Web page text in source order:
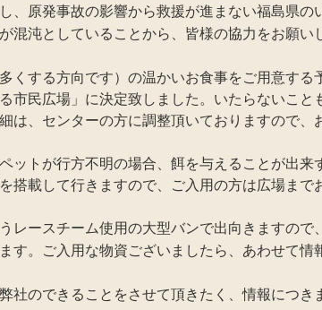
、原発事故の影響から救援が進まない福島県
混沌としていることから、皆様の協力をお願い
くする方向です）の温かいお食事をご用意す
民広場」に決定致しました。いたらないこと
は、センターの方に調整頂いておりますので、
ットが行方不明の場合、餌を与えることが出
搭載して行きますので、ご入用の方は広場まで
レースチーム使用の大型バンで出向きますので
す。ご入用な物資ございましたら、あわせて情
のできることをさせて頂きたく、情報につき